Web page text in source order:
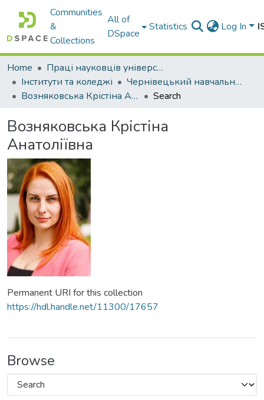
Communities
&
Collections
All of
DSpace
Statistics Log In
Home
Праці науковців університету
Інститути та коледжі
Чернівецький навчально-науковий юридичний інститут Національного університету «Одеська юридична академія»
Возняковська Крістіна Анатоліївна
Search
Возняковська Крістіна
Анатоліївна
Permanent URI for this collection
https://hdl.handle.net/11300/17657
Browse